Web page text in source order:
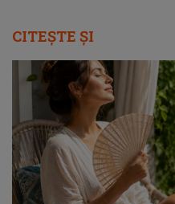
CITEȘTE ȘI